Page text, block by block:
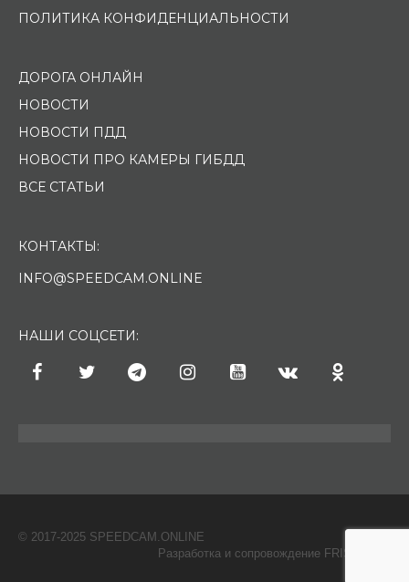
ПОЛИТИКА КОНФИДЕНЦИАЛЬНОСТИ
ДОРОГА ОНЛАЙН
НОВОСТИ
НОВОСТИ ПДД
НОВОСТИ ПРО КАМЕРЫ ГИБДД
ВСЕ СТАТЬИ
КОНТАКТЫ:
INFO@SPEEDCAM.ONLINE
НАШИ СОЦСЕТИ:
© 2017-2025 SPEEDCAM.ONLINE
Разработка и сопровождение FRISH & С